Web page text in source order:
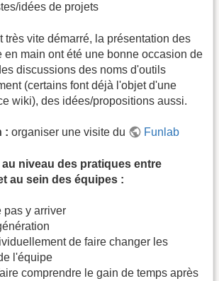
idées de projets
très vite démarré, la présentation des
en main ont été une bonne occasion de
discussions des noms d'outils
(certains font déjà l'objet d'une
wiki), des idées/propositions aussi.
: organiser une visite du Funlab
niveau des pratiques entre
au sein des équipes :
pas y arriver
de faire changer les
l'équipe
comprendre le gain de temps après